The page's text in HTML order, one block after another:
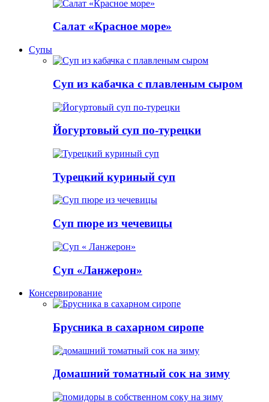
Салат «Красное море»
Супы
Суп из кабачка с плавленым сыром
Йогуртовый суп по-турецки
Турецкий куриный суп
Суп пюре из чечевицы
Суп «Ланжерон»
Консервирование
Брусника в сахарном сиропе
Домашний томатный сок на зиму